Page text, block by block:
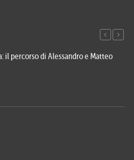
il percorso di Alessandro e Matteo